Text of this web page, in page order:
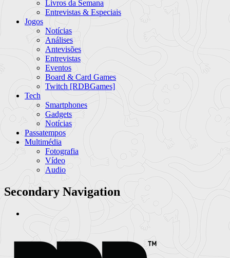
Livros da Semana
Entrevistas & Especiais
Jogos
Notícias
Análises
Antevisões
Entrevistas
Eventos
Board & Card Games
Twitch [RDBGames]
Tech
Smartphones
Gadgets
Notícias
Passatempos
Multimédia
Fotografia
Vídeo
Audio
Secondary Navigation